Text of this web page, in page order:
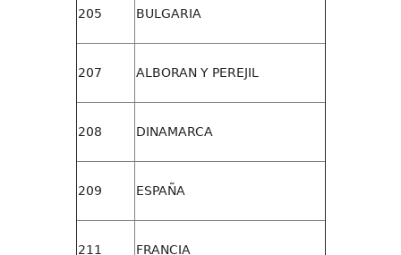
205 BULGARIA
207 ALBORAN Y PEREJIL
208 DINAMARCA
209 ESPAÑA
211 FRANCIA